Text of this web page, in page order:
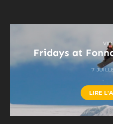
Fridays at
7
LIRE